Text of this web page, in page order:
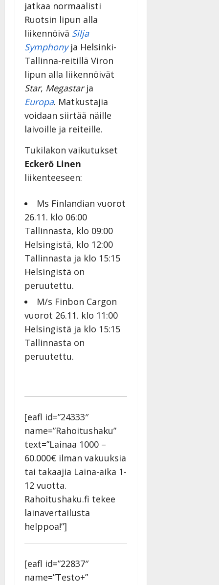
jatkaa normaalisti
Ruotsin lipun alla
liikennöivä Silja
Symphonyja Helsinki-
Tallinna-reitillä Viron
lipun alla liikennöivät
Star, Megastarja
Europa. Matkustajia
voidaan siirtää näille
laivoille ja reiteille.
Tukilakon vaikutukset
Eckerö Linen
liikenteeseen:
Ms Finlandian vuorot
26.11. klo 06:00
Tallinnasta, klo 09:00
Helsingistä, klo 12:00
Tallinnasta ja klo 15:15
Helsingistä on
peruutettu.
M/s Finbon Cargon
vuorot 26.11. klo 11:00
Helsingistä ja klo 15:15
Tallinnasta on
peruutettu.
[eafl id=”24333″
name=”Rahoitushaku”
text=”Lainaa 1000 –
60.000€ ilman vakuuksia
tai takaajia Laina-aika 1-
12 vuotta.
Rahoitushaku.fi tekee
lainavertailusta
helppoa!”]
[eafl id=”22837″
name=”Testo+”